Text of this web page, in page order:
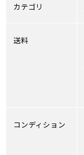
カテゴリ
送料
コンディション